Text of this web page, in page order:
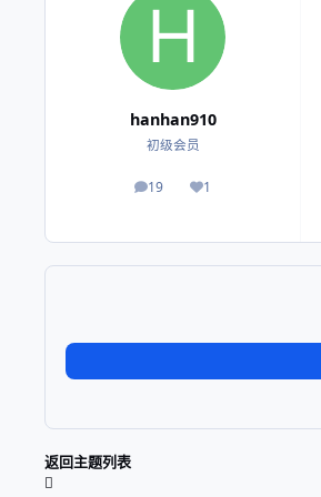
hanhan910
初级会员
19
帖子 1
荣誉积分
返回主题列表